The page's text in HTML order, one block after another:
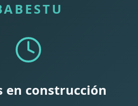
en construcción